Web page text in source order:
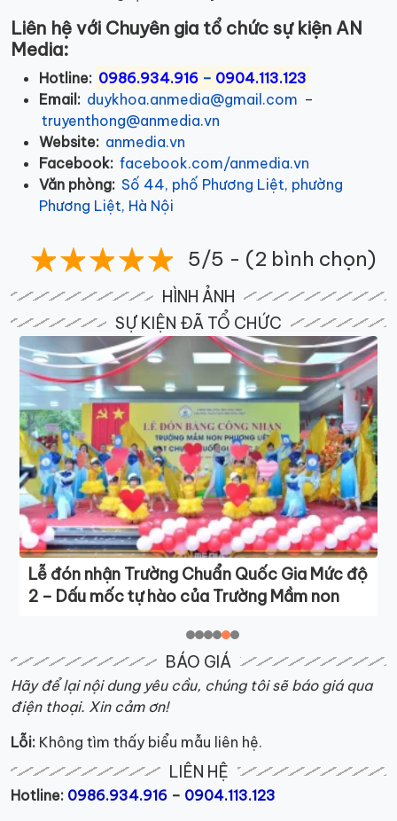
Liên hệ với Chuyên gia tổ chức sự kiện AN
Media:
Hotline: 0986.934.916 – 0904.113.123
Email: duykhoa.anmedia@gmail.com –
truyenthong@anmedia.vn
Website: anmedia.vn
Facebook: facebook.com/anmedia.vn
Văn phòng: Số 44, phố Phương Liệt, phường
Phương Liệt, Hà Nội
5/5 - (2 bình chọn)
HÌNH ẢNH
SỰ KIỆN ĐÃ TỔ CHỨC
Raising văn hóa VNPT Heart – AN Media
đồng hành tổ chức giải chạy lan tỏa văn hóa
BÁO GIÁ
Hãy để lại nội dung yêu cầu, chúng tôi sẽ báo giá qua
điện thoại. Xin cảm ơn!
Lỗi: Không tìm thấy biểu mẫu liên hệ.
LIÊN HỆ
Hotline: 0986.934.916 – 0904.113.123